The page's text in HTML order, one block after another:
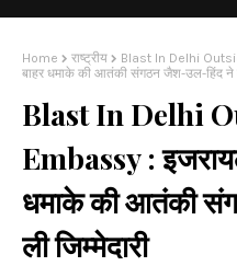
Home राष्ट्रीय
Blast In Delhi
बाहर धमाके की आतंकी संगठन जैश-उल-हिंद ने
Blast In Delhi
Embassy :
धमाके की आतंकी
ली जिम्मेदारी